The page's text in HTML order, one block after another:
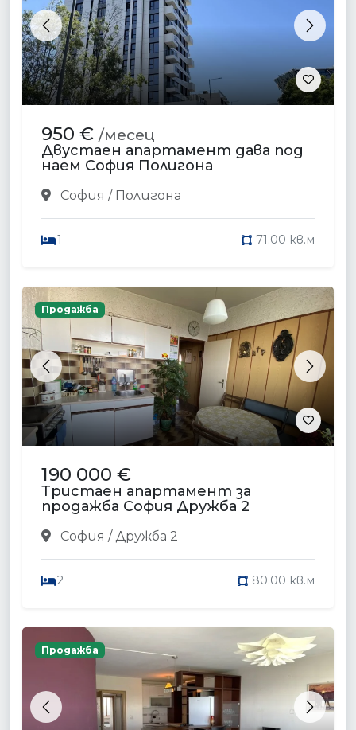
Previous Next
950 € /месец
Двустаен апартамент дава под
наем София Полигона
София / Полигона
1 71.00 кв.м
Previous Next
Продажба
190 000 €
Тристаен апартамент за
продажба София Дружба 2
София / Дружба 2
2 80.00 кв.м
Previous Next
Продажба